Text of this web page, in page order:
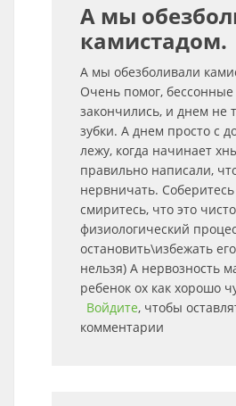
А мы
камистадом.
А мы обезболивали
Очень помог,
закончились, и днем не
зубки. А днем просто с
лежу, когда начинает
правильно написали,
нервничать.
смиритесь, что это чисто
физиологический
остановить\избежать
нельзя) А нервозность
ребенок ох как хорошо
Войдите, чтобы
комментарии